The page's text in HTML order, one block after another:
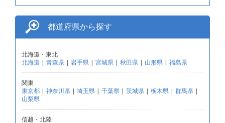
都道府県から探す
北海道・東北
北海道 | 青森県 | 岩手県 | 宮城県 | 秋田県 | 山形県 | 福島県
関東
東京都 | 神奈川県 | 埼玉県 | 千葉県 | 茨城県 | 栃木県 | 群馬県 |
山梨県
信越・北陸